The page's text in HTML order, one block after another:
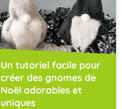
Un tutoriel facile pour
créer des gnomes de
Noël adorables et
uniques